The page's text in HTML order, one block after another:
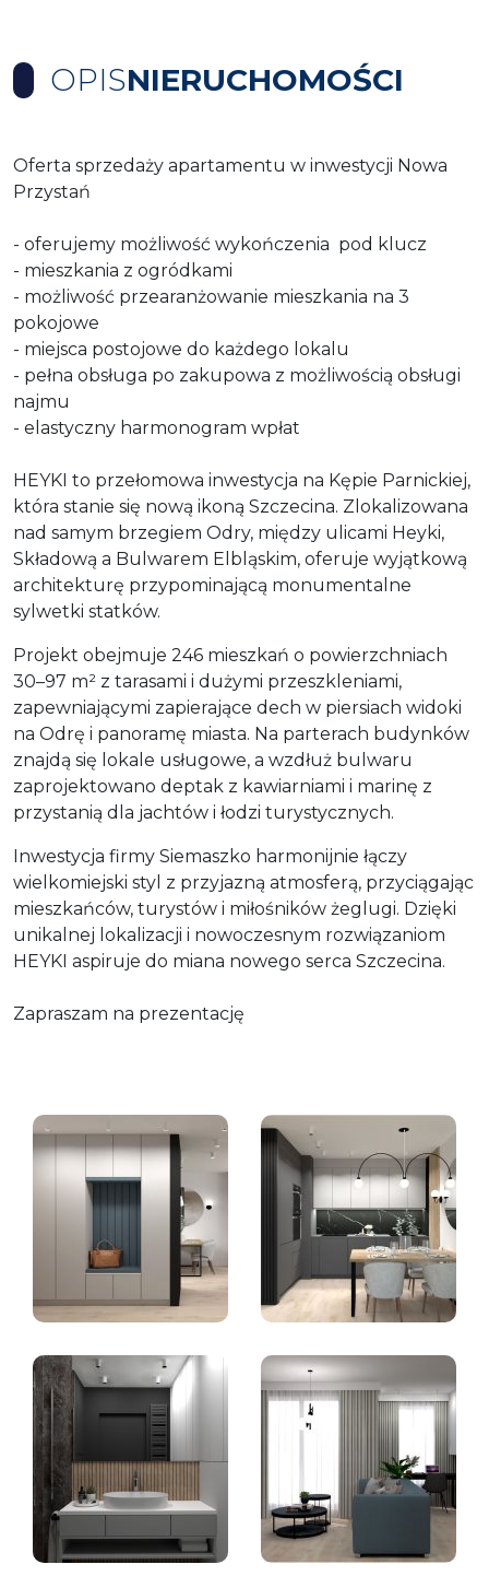
OPISNIERUCHOMOŚCI
Oferta sprzedaży apartamentu w inwestycji Nowa
Przystań
- oferujemy możliwość wykończenia pod klucz
- mieszkania z ogródkami
- możliwość przearanżowanie mieszkania na 3
pokojowe
- miejsca postojowe do każdego lokalu
- pełna obsługa po zakupowa z możliwością obsługi
najmu
- elastyczny harmonogram wpłat
HEYKI to przełomowa inwestycja na Kępie Parnickiej,
która stanie się nową ikoną Szczecina. Zlokalizowana
nad samym brzegiem Odry, między ulicami Heyki,
Składową a Bulwarem Elbląskim, oferuje wyjątkową
architekturę przypominającą monumentalne
sylwetki statków.
Projekt obejmuje 246 mieszkań o powierzchniach
30–97 m² z tarasami i dużymi przeszkleniami,
zapewniającymi zapierające dech w piersiach widoki
na Odrę i panoramę miasta. Na parterach budynków
znajdą się lokale usługowe, a wzdłuż bulwaru
zaprojektowano deptak z kawiarniami i marinę z
przystanią dla jachtów i łodzi turystycznych.
Inwestycja firmy Siemaszko harmonijnie łączy
wielkomiejski styl z przyjazną atmosferą, przyciągając
mieszkańców, turystów i miłośników żeglugi. Dzięki
unikalnej lokalizacji i nowoczesnym rozwiązaniom
HEYKI aspiruje do miana nowego serca Szczecina.
Zapraszam na prezentację